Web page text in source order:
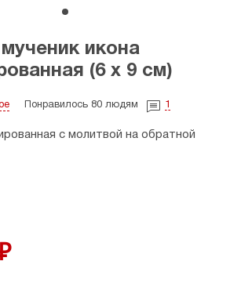
икона
(6 х 9 см)
Понравилось 80 людям 1
с молитвой на обратной
24 ноября (11 ноября — стар.
императора Марка Аврелия